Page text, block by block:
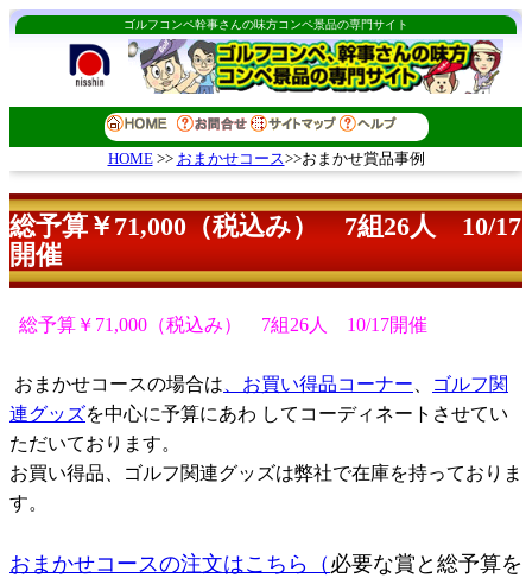
ゴルフコンペ幹事さんの味方コンペ景品の専門サイト
HOME>> おまかせコース>>おまかせ賞品事例
総予算￥71,000（税込み） 7組26人 10/17
開催
総予算￥71,000（税込み） 7組26人 10/17開催
おまかせコースの場合は 、お買い得品コーナー
ゴルフ関
連グッズを中心に予算にあわ してコーディネートさせてい
ただいております。
お買い得品、ゴルフ関連グッズは弊社で在庫を持っておりま
す。
おまかせコースの注文はこちら（ 必要な賞と総予算を